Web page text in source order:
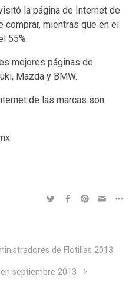
la página de Internet de
comprar, mientras que en el
55%.
mejores páginas de
Mazda y BMW.
de las marcas son:
de Flotillas 2013
septiembre 2013